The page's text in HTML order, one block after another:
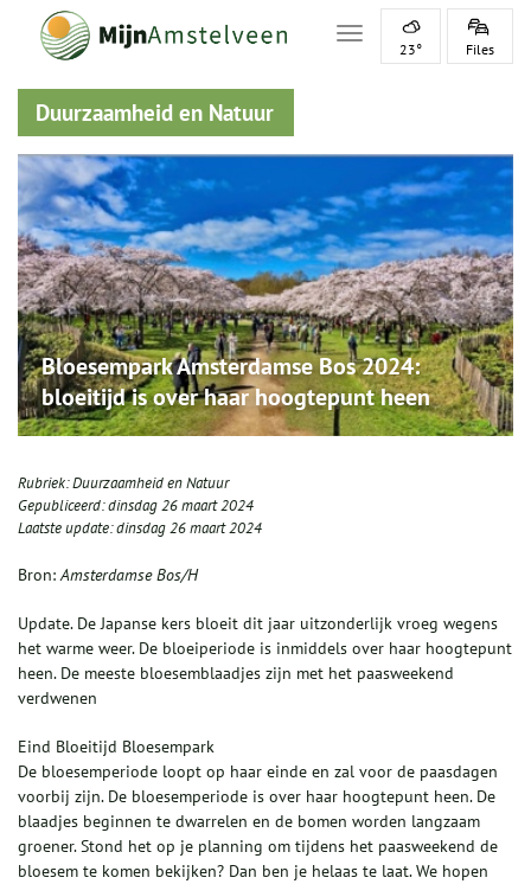
Toggle navigation
23° Files
Duurzaamheid en Natuur
Bloesempark Amsterdamse Bos 2024:
bloeitijd is over haar hoogtepunt heen
Rubriek:Duurzaamheid en Natuur
Gepubliceerd:dinsdag 26 maart 2024
Laatste update:dinsdag 26 maart 2024
Bron:Amsterdamse Bos/H
Update. De Japanse kers bloeit dit jaar uitzonderlijk vroeg wegens
het warme weer. De bloeiperiode is inmiddels over haar hoogtepunt
heen. De meeste bloesemblaadjes zijn met het paasweekend
verdwenen
Eind Bloeitijd Bloesempark
De bloesemperiode loopt op haar einde en zal voor de paasdagen
voorbij zijn. De bloesemperiode is over haar hoogtepunt heen. De
blaadjes beginnen te dwarrelen en de bomen worden langzaam
groener. Stond het op je planning om tijdens het paasweekend de
bloesem te komen bekijken? Dan ben je helaas te laat. We hopen